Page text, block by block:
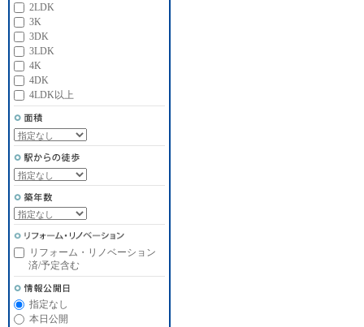
2LDK
3K
3DK
3LDK
4K
4DK
4LDK以上
リフォーム・リノベーション
済/予定含む
指定なし
本日公開